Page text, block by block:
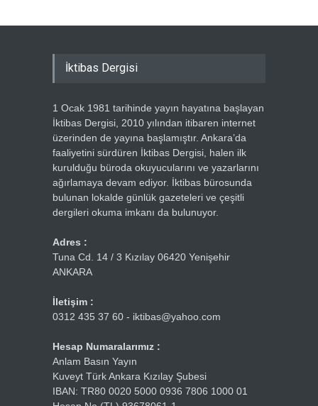
İktibas Dergisi
1 Ocak 1981 tarihinde yayın hayatına başlayan
İktibas Dergisi, 2010 yılından itibaren internet
üzerinden de yayına başlamıştır. Ankara’da
faaliyetini sürdüren İktibas Dergisi, halen ilk
kurulduğu büroda okuyucularını ve yazarlarını
ağırlamaya devam ediyor. İktibas bürosunda
bulunan lokalde günlük gazeteleri ve çeşitli
dergileri okuma imkanı da bulunuyor.
Adres :
Tuna Cd. 14 / 3 Kızılay 06420 Yenişehir
ANKARA
İletişim :
0312 435 37 60 - iktibas@yahoo.com
Hesap Numaralarımız :
Anlam Basın Yayın
Kuveyt Türk Ankara Kızılay Şubesi
IBAN: TR80 0020 5000 0936 7806 1000 01